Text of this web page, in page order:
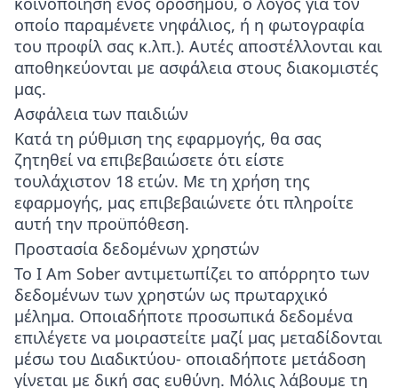
οποίο παραμένετε νηφάλιος, ή η φωτογραφία
του προφίλ σας κ.λπ.). Αυτές αποστέλλονται και
αποθηκεύονται με ασφάλεια στους διακομιστές
μας.
Ασφάλεια των παιδιών
Κατά τη ρύθμιση της εφαρμογής, θα σας
ζητηθεί να επιβεβαιώσετε ότι είστε
τουλάχιστον 18 ετών. Με τη χρήση της
εφαρμογής, μας επιβεβαιώνετε ότι πληροίτε
αυτή την προϋπόθεση.
Προστασία δεδομένων χρηστών
Το I Am Sober αντιμετωπίζει το απόρρητο των
δεδομένων των χρηστών ως πρωταρχικό
μέλημα. Οποιαδήποτε προσωπικά δεδομένα
επιλέγετε να μοιραστείτε μαζί μας μεταδίδονται
μέσω του Διαδικτύου- οποιαδήποτε μετάδοση
γίνεται με δική σας ευθύνη. Μόλις λάβουμε τη